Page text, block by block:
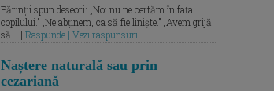
Părinții spun deseori: „Noi nu ne certăm în fața
copilului.” „Ne abținem, ca să fie liniște.” „Avem grijă
să... | Raspunde | Vezi raspunsuri
Naștere naturală sau prin
cezariană